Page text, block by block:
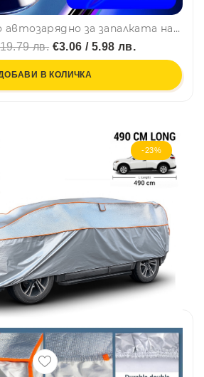
Четворно бързо автозарядно за запалката на колата с 4USB порта и QUICK CHARGE функция, BF22
лв. €3.06 / 5.98 лв.
В КОЛИЧКА
-23%